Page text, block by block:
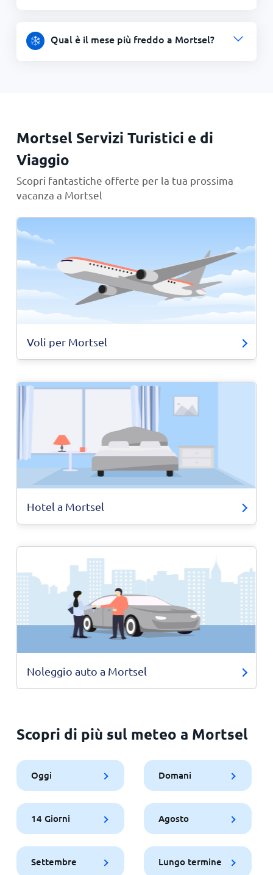
Qual è il mese più freddo a Mortsel?
Mortsel Servizi Turistici e di
Viaggio
Scopri fantastiche offerte per la tua prossima
vacanza a Mortsel
Voli per Mortsel
Hotel a Mortsel
Noleggio auto a Mortsel
Scopri di più sul meteo a Mortsel
Oggi Domani
14 Giorni Agosto
Settembre Lungo termine